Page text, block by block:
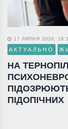
17 ЛИПНЯ 2026,
АКТУАЛЬНО
НА
ПІДОПІЧНИХ